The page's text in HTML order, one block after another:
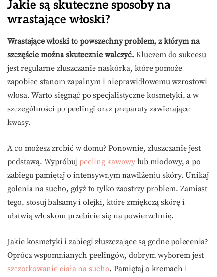
Jakie są skuteczne sposoby na
wrastające włoski?
Wrastające włoski to powszechny problem, z którym na
szczęście można skutecznie walczyć. Kluczem do sukcesu
jest regularne złuszczanie naskórka, które pomoże
zapobiec stanom zapalnym i nieprawidłowemu wzrostowi
włosa. Warto sięgnąć po specjalistyczne kosmetyki, a w
szczególności po peelingi oraz preparaty zawierające
kwasy.
A co możesz zrobić w domu? Ponownie, złuszczanie jest
podstawą. Wypróbuj peeling kawowy lub miodowy, a po
zabiegu pamiętaj o intensywnym nawilżeniu skóry. Unikaj
golenia na sucho, gdyż to tylko zaostrzy problem. Zamiast
tego, stosuj balsamy i olejki, które zmiękczą skórę i
ułatwią włoskom przebicie się na powierzchnię.
Jakie kosmetyki i zabiegi złuszczające są godne polecenia?
Oprócz wspomnianych peelingów, dobrym wyborem jest
szczotkowanie ciała na sucho. Pamiętaj o kremach i